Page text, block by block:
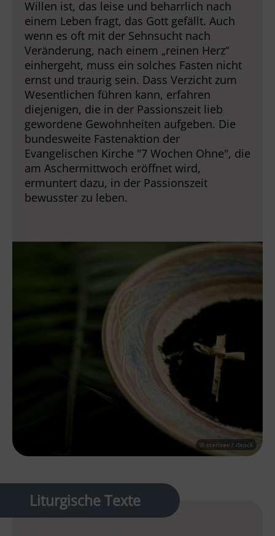
Willen ist, das leise und beharrlich nach
einem Leben fragt, das Gott gefällt. Auch
wenn es oft mit der Sehnsucht nach
Veränderung, nach einem „reinen Herz“
einhergeht, muss ein solches Fasten nicht
ernst und traurig sein. Dass Verzicht zum
Wesentlichen führen kann, erfahren
diejenigen, die in der Passionszeit lieb
gewordene Gewohnheiten aufgeben. Die
bundesweite Fastenaktion der
Evangelischen Kirche "7 Wochen Ohne", die
am Aschermittwoch eröffnet wird,
ermuntert dazu, in der Passionszeit
bewusster zu leben.
© sterlsev / iStock
Liturgische Texte